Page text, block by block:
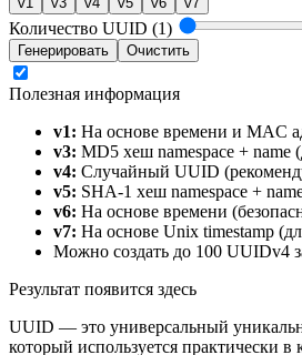
Количество UUID (1)
Генерировать Очистить
Полезная информация
v1: На основе времени и MAC
v3: MD5 хеш namespace +
v4: Случайный UUID
v5: SHA-1 хеш namespace +
v6: На основе времени
v7: На основе Unix timestamp
Можно создать до 100 UUIDv4
Результат появится здесь
UUID — это универсальный
который используется практически